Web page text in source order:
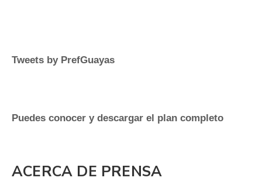
Tweets by PrefGuayas
Puedes conocer y descargar el plan completo
ACERCA DE PRENSA